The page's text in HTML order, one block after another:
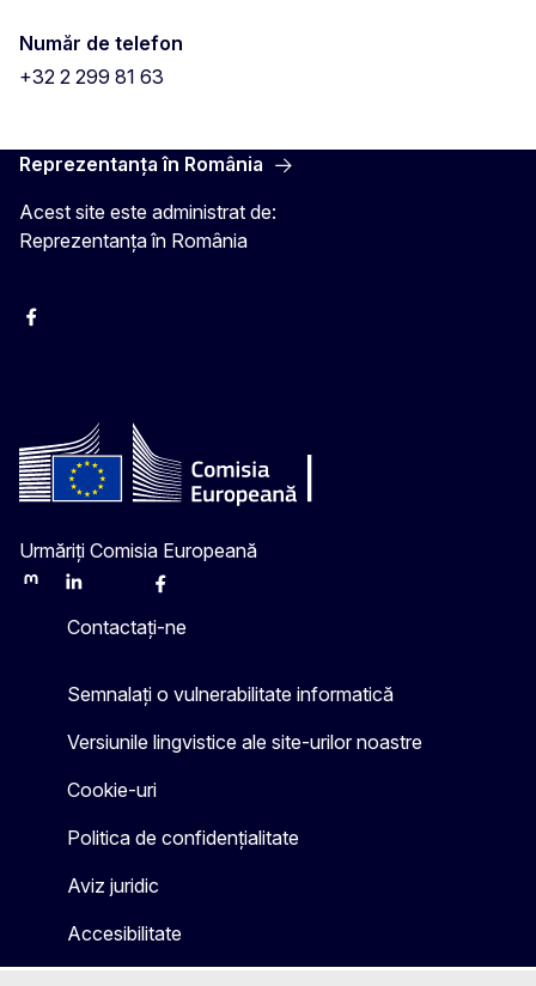
Număr de telefon
+32 2 299 81 63
Reprezentanța în România
Acest site este administrat de:
Reprezentanța în România
Facebook
Urmăriți Comisia Europeană
MastodonLinkedInBlueskyFacebook
Contactați-ne
Semnalați o vulnerabilitate informatică
Versiunile lingvistice ale site-urilor noastre
Cookie-uri
Politica de confidențialitate
Aviz juridic
Accesibilitate